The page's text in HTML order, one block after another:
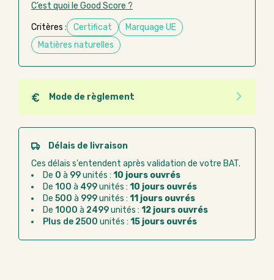
C’est quoi le Good Score ?
Critères : Certificat
Marquage UE
Matières naturelles
Mode de règlement
Quel que soit le mode de règlement, vous pouvez
passer commande en ligne sur Good Act.
Paiement CB :paiement sécurisé par carte
Virement bancaire :règlement sur facture
après la commande
Chorus Pro :règlement par mandat
administratif après la commande
Délais de livraison
Ces délais s'entendent après validation de votre BAT.
De 0 à 99unités : 10 jours ouvrés
De 100 à 499unités : 10 jours ouvrés
De 500 à 999unités : 11 jours ouvrés
De 1000 à 2499unités : 12 jours ouvrés
Plus de 2500 unités : 15 jours ouvrés